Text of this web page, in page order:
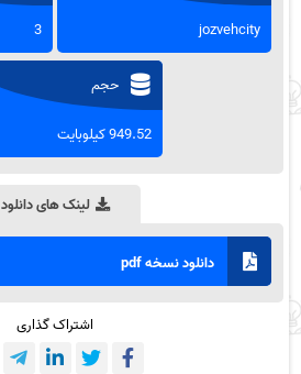
jozvehcity
3
حجم
949.52 کیلوبایت
لینک های دانلود
دانلود نسخه pdf
اشتراک گذاری